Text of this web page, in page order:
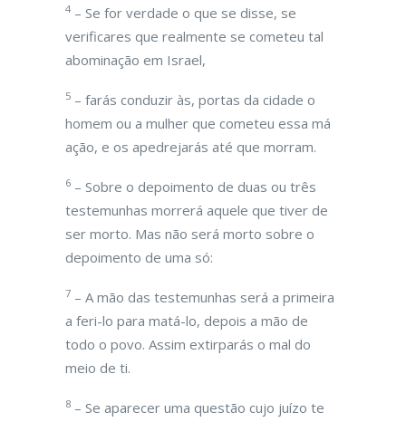
4 – Se for verdade o que se disse, se
verificares que realmente se cometeu tal
abominação em Israel,
5 – farás conduzir às, portas da cidade o
homem ou a mulher que cometeu essa má
ação, e os apedrejarás até que morram.
6 – Sobre o depoimento de duas ou três
testemunhas morrerá aquele que tiver de
ser morto. Mas não será morto sobre o
depoimento de uma só:
7 – A mão das testemunhas será a primeira
a feri-lo para matá-lo, depois a mão de
todo o povo. Assim extirparás o mal do
meio de ti.
8 – Se aparecer uma questão cujo juízo te